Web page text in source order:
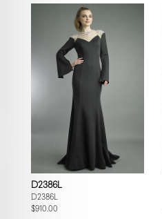
D2386L
D2386L
$910.00